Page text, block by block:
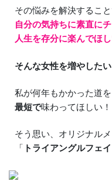
その悩みを解決するこ
自分の気持ちに素直に
人生を存分に楽んでほ
そんな女性を増やしたい
私が何年もかかった道を
最短で味わってほしい！
そう思い、オリジナル
「 トライアングルフェイ